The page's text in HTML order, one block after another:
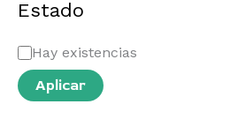
Estado
Hay existencias
Aplicar